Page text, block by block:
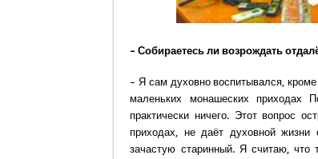
– Собираетесь ли возрождать
– Я сам духовно воспитывался,
маленьких монашеских приходах
практически ничего. Этот вопрос
приходах, не даёт духовной жизни
зачастую старинный. Я считаю, что